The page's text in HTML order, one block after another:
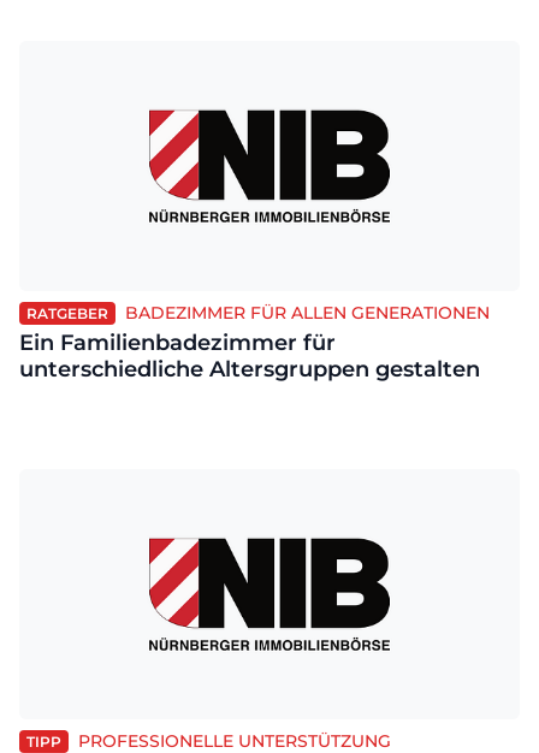
RATGEBER BADEZIMMER FÜR ALLEN GENERATIONEN
Ein Familienbadezimmer für
unterschiedliche Altersgruppen gestalten
TIPP PROFESSIONELLE UNTERSTÜTZUNG